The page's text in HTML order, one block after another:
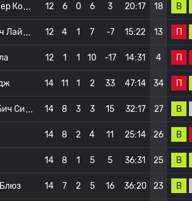
Ко 12 6 0 6 3 20:17 18 В
Лай 12 4 1 7 -7 15:22 13 П
12 1 1 10 -17 14:31 4 П
14 11 1 2 33 47:14 34 П
Си 14 8 3 3 15 32:17 27 В
14 8 2 4 11 25:14 26 В
14 8 1 5 5 36:31 25 В
14 7 2 5 16 36:20 23 В